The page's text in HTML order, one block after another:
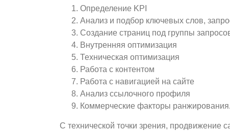
Определение KPI
Анализ и подбор ключевых слов,
Создание страниц под группы
Внутренняя оптимизация
Техническая оптимизация
Работа с контентом
Работа с навигацией на сайте
Анализ ссылочного профиля
Коммерческие факторы ранжирования.
С технической точки зрения, продвижение